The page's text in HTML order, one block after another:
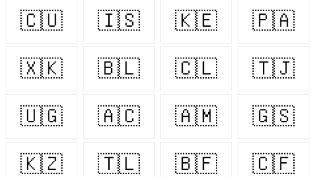
🇨🇺 🇮🇸 🇰🇪 🇵🇦
🇽🇰 🇧🇱 🇨🇱 🇹🇯
🇺🇬 🇦🇨 🇦🇲 🇬🇸
🇰🇿 🇹🇱 🇧🇫 🇨🇫